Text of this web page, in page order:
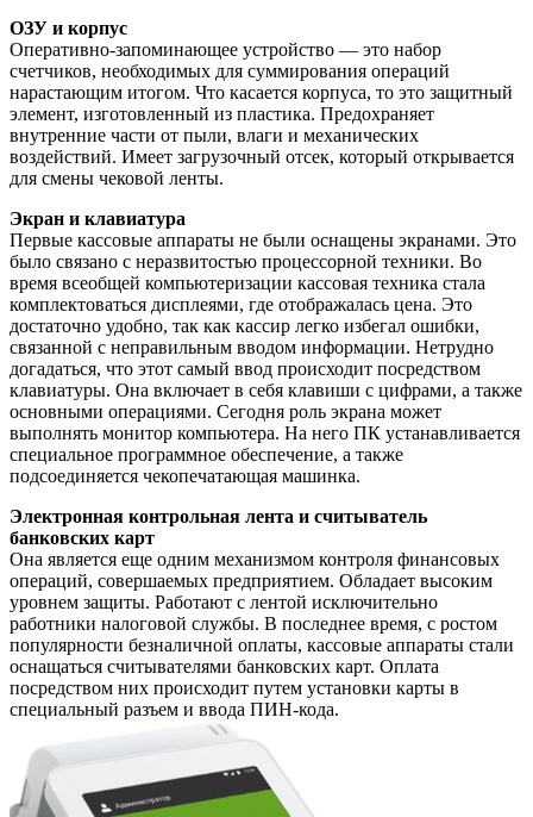
ОЗУ и корпус
Оперативно-запоминающее устройство — это набор
счетчиков, необходимых для суммирования операций
нарастающим итогом. Что касается корпуса, то это защитный
элемент, изготовленный из пластика. Предохраняет
внутренние части от пыли, влаги и механических
воздействий. Имеет загрузочный отсек, который открывается
для смены чековой ленты.
Экран и клавиатура
Первые кассовые аппараты не были оснащены экранами. Это
было связано с неразвитостью процессорной техники. Во
время всеобщей компьютеризации кассовая техника стала
комплектоваться дисплеями, где отображалась цена. Это
достаточно удобно, так как кассир легко избегал ошибки,
связанной с неправильным вводом информации. Нетрудно
догадаться, что этот самый ввод происходит посредством
клавиатуры. Она включает в себя клавиши с цифрами, а также
основными операциями. Сегодня роль экрана может
выполнять монитор компьютера. На него ПК устанавливается
специальное программное обеспечение, а также
подсоединяется чекопечатающая машинка.
Электронная контрольная лента и считыватель
банковских карт
Она является еще одним механизмом контроля финансовых
операций, совершаемых предприятием. Обладает высоким
уровнем защиты. Работают с лентой исключительно
работники налоговой службы. В последнее время, с ростом
популярности безналичной оплаты, кассовые аппараты стали
оснащаться считывателями банковских карт. Оплата
посредством них происходит путем установки карты в
специальный разъем и ввода ПИН-кода.